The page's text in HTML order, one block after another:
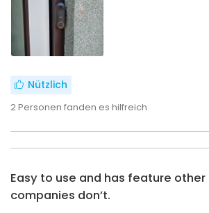
Nützlich
2Personen fanden es hilfreich
Easy to use and has feature
companies don’t.